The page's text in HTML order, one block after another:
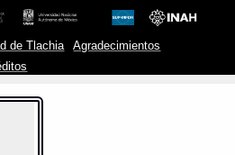
de Tlachia
Agradecimientos